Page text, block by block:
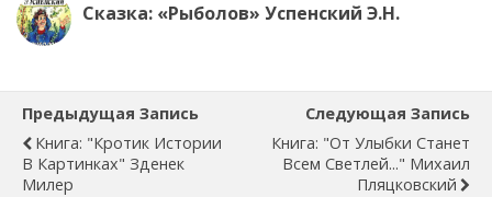
Сказка: «Рыболов» Успенский Э.Н.
Предыдущая Запись
Книга: "Кротик Истории
В Картинках" Зденек
Милер
Следующая Запись
Книга: "От Улыбки Станет
Всем Светлей..." Михаил
Пляцковский